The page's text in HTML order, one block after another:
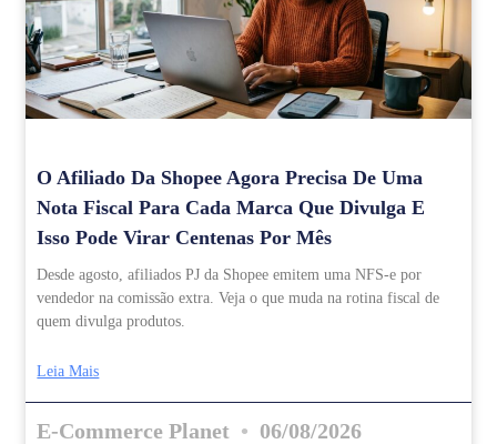
O Afiliado Da Shopee Agora Precisa De Uma
Nota Fiscal Para Cada Marca Que Divulga E
Isso Pode Virar Centenas Por Mês
Desde agosto, afiliados PJ da Shopee emitem uma NFS-e por
vendedor na comissão extra. Veja o que muda na rotina fiscal de
quem divulga produtos.
Leia Mais
E-Commerce Planet 06/08/2026